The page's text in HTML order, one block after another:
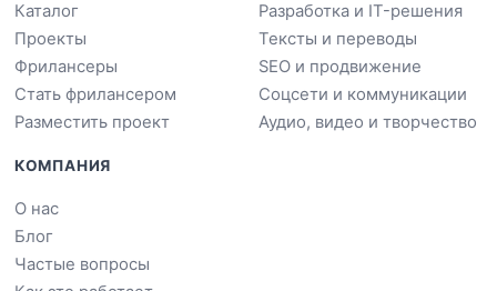
Каталог
Проекты
Фрилансеры
Стать фрилансером
Разместить проект
Разработка и IT-решения
Тексты и переводы
SEO и продвижение
Соцсети и коммуникации
Аудио, видео и творчество
КОМПАНИЯ
О нас
Блог
Частые вопросы